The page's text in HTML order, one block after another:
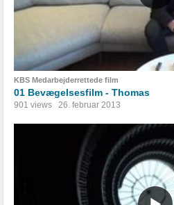
KBS Medarbejderrettede film
01 Bevægelsesfilm - Thomas
901 views 26. februar 2013